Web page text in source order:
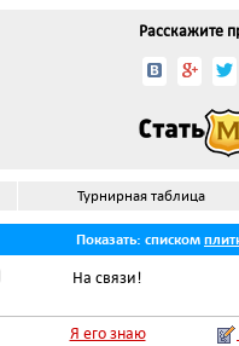
Расскажите
Турнирная таблица
Показать: списком
На связи!
Я его знаю